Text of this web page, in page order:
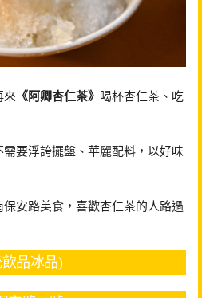
來 《阿卿杏仁茶》 喝杯杏仁茶、吃
要浮誇擺盤、華麗配料，以好味
安路美食，喜歡杏仁茶的人路過
品冰品)